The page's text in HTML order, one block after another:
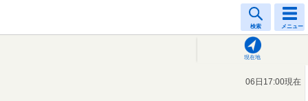
検索 メニュー
現在地
06日17:00現在